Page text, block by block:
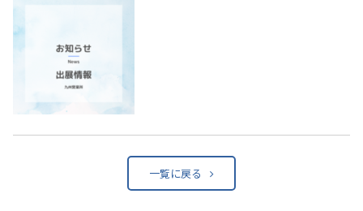
一覧に戻る